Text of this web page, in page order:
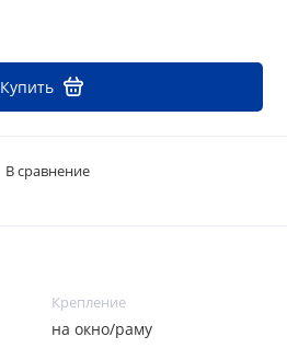
Купить
В сравнение
Крепление
на окно/раму